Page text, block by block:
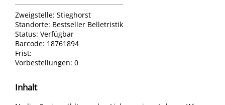
Zweigstelle: Stieghorst
Standorte: Bestseller Belletristik
Status: Verfügbar
Barcode: 18761894
Frist:
Vorbestellungen: 0
Inhalt